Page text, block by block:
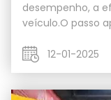
desempenho, a
veículo.O passo
crucialAs12-01-2025